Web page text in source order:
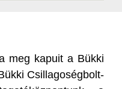
meg kapuit a Bükki
Csillagoségbolt-